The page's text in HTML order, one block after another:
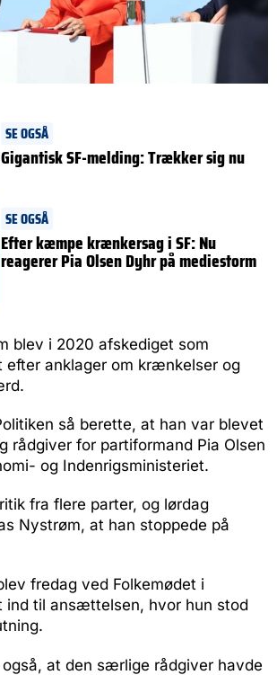
SE OGSÅ
Gigantisk SF-melding: Trækker sig nu
SE OGSÅ
Efter kæmpe krænkersag i SF: Nu
reagerer Pia Olsen Dyhr på mediestorm
blev i 2020 afskediget som
efter anklager om krænkelser og
så berette, at han var blevet
rådgiver for partiformand Pia Olsen
og Indenrigsministeriet.
fra flere parter, og lørdag
Nystrøm, at han stoppede på
fredag ved Folkemødet i
ind til ansættelsen, hvor hun stod
at den særlige rådgiver havde